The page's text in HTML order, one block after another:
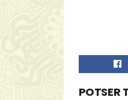
POTSER